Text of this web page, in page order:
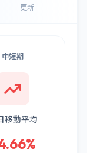
更新
中短期
移動平均